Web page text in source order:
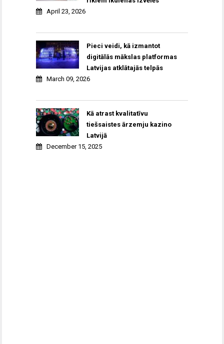
April 23, 2026
Pieci veidi, kā izmantot
digitālās mākslas platformas
Latvijas atklātajās telpās
March 09, 2026
Kā atrast kvalitatīvu
tiešsaistes ārzemju kazino
Latvijā
December 15, 2025